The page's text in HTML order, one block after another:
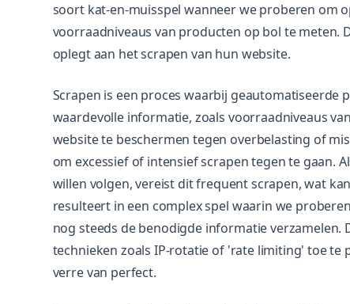
soort kat-en-muisspel wanneer we proberen om
voorraadniveaus van producten op bol te meten.
oplegt aan het scrapen van hun website.
Scrapen is een proces waarbij geautomatiseerde
waardevolle informatie, zoals voorraadniveaus
website te beschermen tegen overbelasting of
om excessief of intensief scrapen tegen te gaan.
willen volgen, vereist dit frequent scrapen, wat
resulteert in een complex spel waarin we
nog steeds de benodigde informatie
technieken zoals IP-rotatie of 'rate limiting' toe te
verre van perfect.